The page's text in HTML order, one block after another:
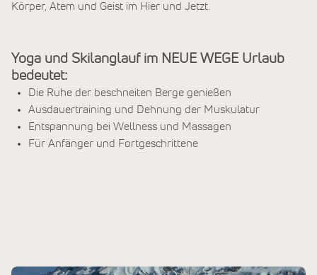
Körper, Atem und Geist im Hier und Jetzt.
Yoga und Skilanglauf im NEUE WEGE Urlaub
bedeutet:
Die Ruhe der beschneiten Berge genießen
Ausdauertraining und Dehnung der Muskulatur
Entspannung bei Wellness und Massagen
Für Anfänger und Fortgeschrittene